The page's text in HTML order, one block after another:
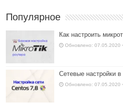
Популярное
Как настроить
Обновлено: 07.05.2020
Сетевые настройки
Обновлено: 07.05.2020